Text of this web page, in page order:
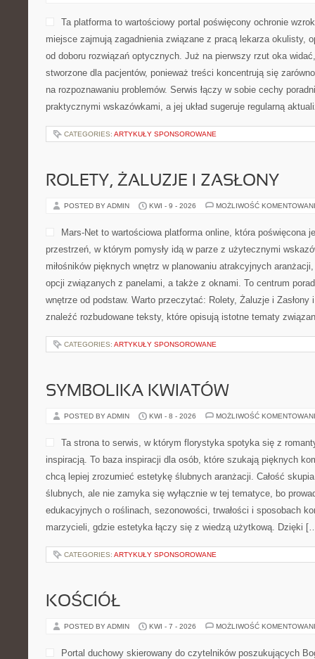
Ta platforma to wartościowy portal poświęcony ochronie
miejsce zajmują zagadnienia związane z pracą lekarza okulisty,
od doboru rozwiązań optycznych. Już na pierwszy rzut oka
stworzone dla pacjentów, ponieważ treści koncentrują się
na rozpoznawaniu problemów. Serwis łączy w sobie cechy
praktycznymi wskazówkami, a jej układ sugeruje regularną
CATEGORIES: ARTYKUŁY SPONSOROWANE
ROLETY, ŻALUZJE I ZASŁONY
POSTED BY ADMIN KWI - 9 - 2026 MOŻLIWOŚĆ
Mars-Net to wartościowa platforma online, która poświęcona
przestrzeń, w którym pomysły idą w parze z użytecznymi
miłośników pięknych wnętrz w planowaniu atrakcyjnych
opcji związanych z panelami, a także z oknami. To centrum
wnętrze od podstaw. Warto przeczytać: Rolety, Żaluzje i
znaleźć rozbudowane teksty, które opisują istotne tematy
CATEGORIES: ARTYKUŁY SPONSOROWANE
SYMBOLIKA KWIATÓW
POSTED BY ADMIN KWI - 8 - 2026 MOŻLIWOŚĆ
Ta strona to serwis, w którym florystyka spotyka się z
inspiracją. To baza inspiracji dla osób, które szukają pięknych
chcą lepiej zrozumieć estetykę ślubnych aranżacji. Całość
ślubnych, ale nie zamyka się wyłącznie w tej tematyce, bo
edukacyjnych o roślinach, sezonowości, trwałości i sposobach
marzycieli, gdzie estetyka łączy się z wiedzą użytkową. Dzięki
CATEGORIES: ARTYKUŁY SPONSOROWANE
KOŚCIÓŁ
POSTED BY ADMIN KWI - 7 - 2026 MOŻLIWOŚĆ
Portal duchowy skierowany do czytelników poszukujących